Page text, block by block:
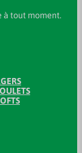
à tout moment.